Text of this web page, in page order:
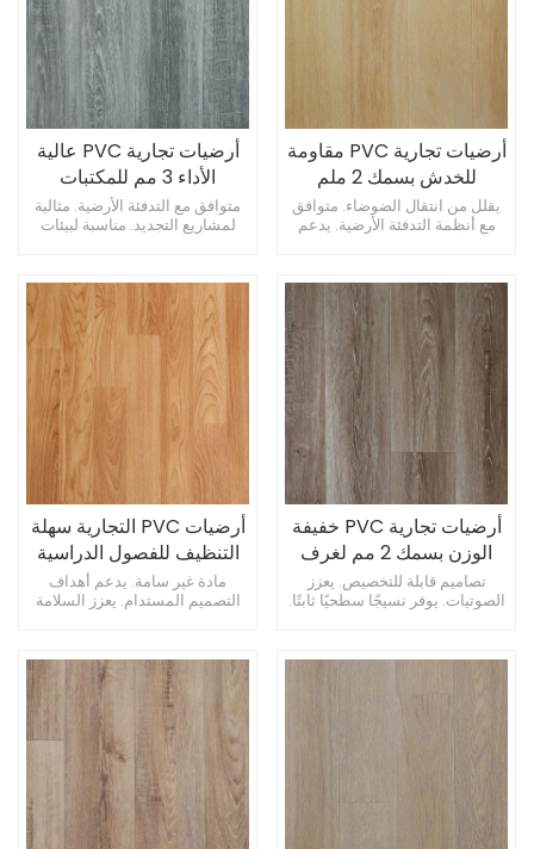
أرضيات تجارية PVC عالية
الأداء 3 مم للمكتبات
متوافق مع التدفئة الأرضية. مثالية
لمشاريع التجديد. مناسبة لبيئات
أرضيات تجارية PVC مقاومة
للخدش بسمك 2 ملم
للممرات
يقلل من انتقال الضوضاء. متوافق
مع أنظمة التدفئة الأرضية. يدعم
أرضيات PVC التجارية سهلة
التنظيف للفصول الدراسية
بسمك 3 مم
مادة غير سامة. يدعم أهداف
التصميم المستدام. يعزز السلامة
أرضيات تجارية PVC خفيفة
الوزن بسمك 2 مم لغرف
الموظفين
تصاميم قابلة للتخصيص. يعزز
الصوتيات. يوفر نسيجًا سطحيًا ثابتًا.